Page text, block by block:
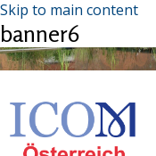
Skip to main content
banner6